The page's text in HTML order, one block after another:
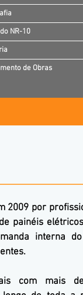
NR-10
de Obras
2009 por
painéis
interna
com mais